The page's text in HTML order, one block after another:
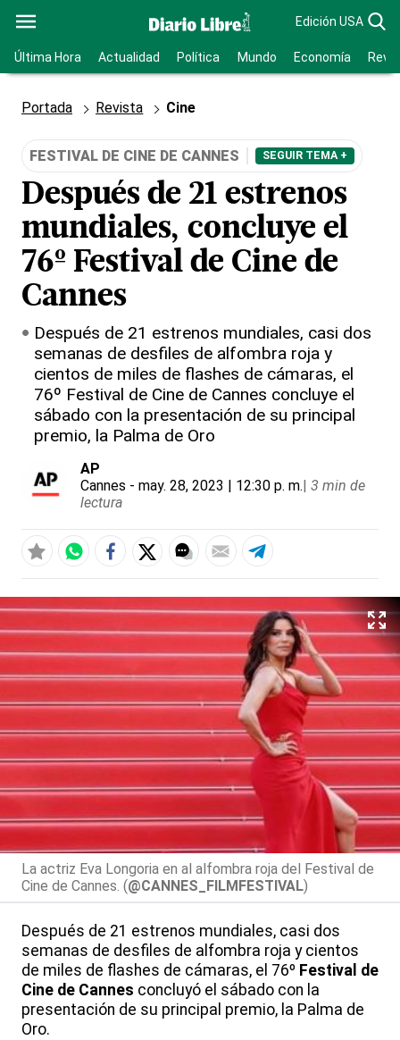
Edición USA
Última Hora Actualidad Política Mundo Economía
Portada Revista Cine
FESTIVAL DE CINE DE CANNES SEGUIR TEMA +
Después de 21 estrenos
mundiales, concluye el
76º Festival de Cine de
Cannes
Después de 21 estrenos mundiales, casi dos
semanas de desfiles de alfombra roja y
cientos de miles de flashes de cámaras, el
76º Festival de Cine de Cannes concluye el
sábado con la presentación de su principal
premio, la Palma de Oro
AP
Cannes - may. 28, 2023 | 12:30 p. m.| 3 min de
lectura
La actriz Eva Longoria en al alfombra roja del Festival de
Cine de Cannes. (@CANNES_FILMFESTIVAL)
Después de 21 estrenos mundiales, casi dos
semanas de desfiles de alfombra roja y cientos
de miles de flashes de cámaras, el 76º Festival de
Cine de Cannes concluyó el sábado con la
presentación de su principal premio, la Palma de
Oro.